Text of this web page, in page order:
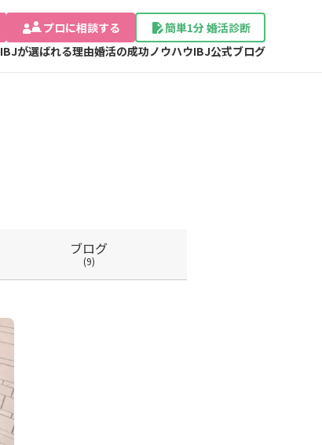
プロに相談する
簡単1分 婚活診断
IBJが選ばれる理由婚活の成功ノウハウIBJ公式ブログ
ブログ
(9)